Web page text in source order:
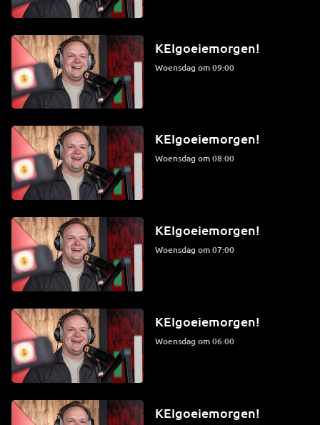
KEIgoeiemorgen!
woensdag om 09:00
KEIgoeiemorgen!
woensdag om 08:00
KEIgoeiemorgen!
woensdag om 07:00
KEIgoeiemorgen!
woensdag om 06:00
KEIgoeiemorgen!